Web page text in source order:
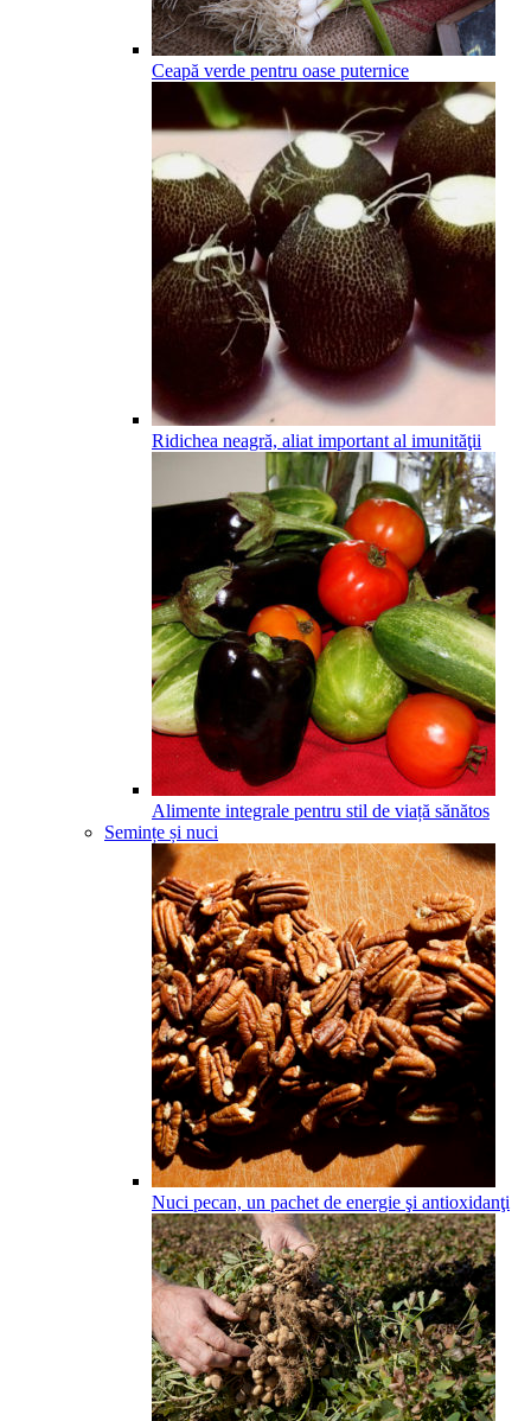
Ceapă verde pentru oase puternice
Ridichea neagră, aliat important al imunităţii
Alimente integrale pentru stil de viață sănătos
Semințe și nuci
Nuci pecan, un pachet de energie şi antioxidanţi